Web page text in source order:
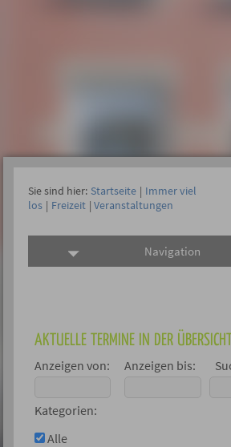
Sie sind hier: Startseite | Immer viel
los | Freizeit | Veranstaltungen
Navigation
AKTUELLE TERMINE IN DER
Anzeigen von: Anzeigen bis:
Kategorien:
Alle